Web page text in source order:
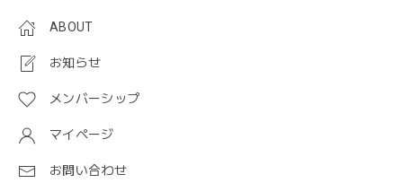
ABOUT
お知らせ
メンバーシップ
マイページ
お問い合わせ